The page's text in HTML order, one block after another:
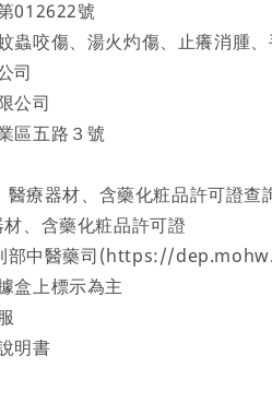
012622號
蟲咬傷、湯火灼傷、止癢消腫、
司
公司
區五路３號
醫療器材、含藥化粧品許可
、含藥化粧品許可證
部中醫藥司(https://
盒上標示為主
明書